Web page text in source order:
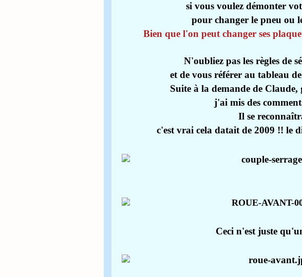
si vous voulez démonter
pour changer le pneu ou
Bien que l'on peut changer ses
N'oubliez pas les règles de
et de vous référer au tableau
Suite à la demande de Claude,
j'ai mis des
Il se
c'est vrai cela datait de 2009 !! le
Ceci n'est juste